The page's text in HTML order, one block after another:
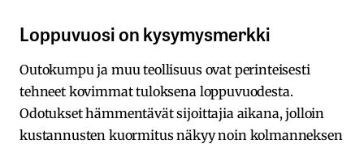
Loppuvuosi on kysymysmerkki
Outokumpu ja muu teollisuus ovat perinteisesti
tehneet kovimmat tuloksena loppuvuodesta.
Odotukset hämmentävät sijoittajia aikana, jolloin
kustannusten kuormitus näkyy noin kolmanneksen